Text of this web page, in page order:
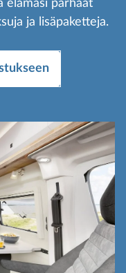
elämäsi parhaat
ja lisäpaketteja.